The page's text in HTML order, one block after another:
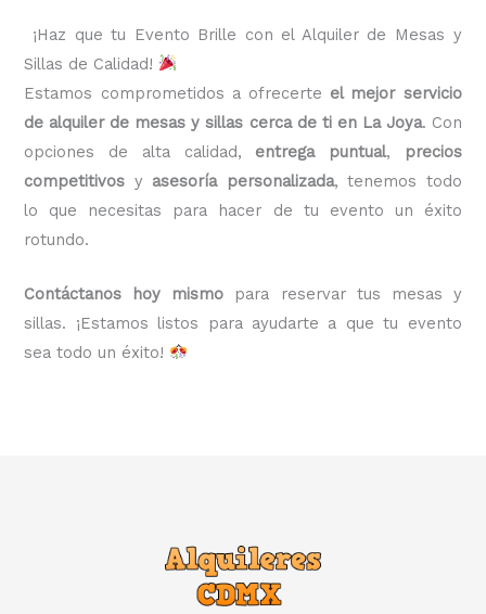
¡Haz que tu Evento Brille con el Alquiler de Mesas y
Sillas de Calidad!
Estamos comprometidos a ofrecerte el mejor servicio
de alquiler de mesas y sillas cerca de ti en La Joya. Con
opciones de alta calidad, entrega puntual,
precios
competitivos y asesoría personalizada, tenemos todo
lo que necesitas para hacer de tu evento un éxito
rotundo.
Contáctanos hoy mismo para reservar tus mesas y
sillas. ¡Estamos listos para ayudarte a que tu evento
sea todo un éxito!